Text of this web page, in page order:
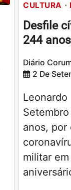
CULTURA
Desfile
244
Diário
2 De
Leonardo
anos, por
militar